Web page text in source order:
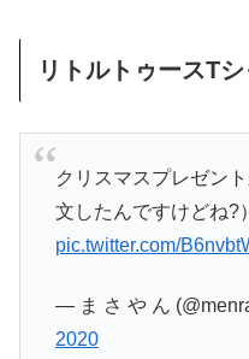
リトルトゥースT
クリスマスプレゼン
文したんですけどね?）
pic.twitter.com/
— ま さ や ん
2020